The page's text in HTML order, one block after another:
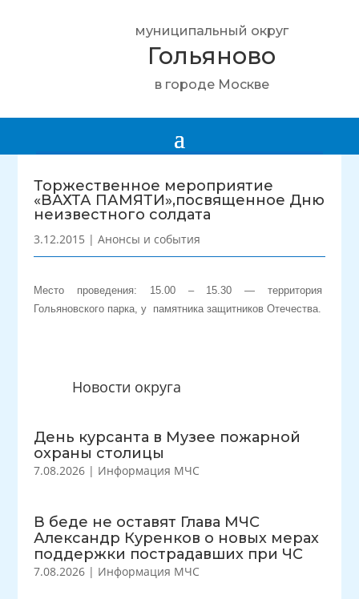
муниципальный округ
Гольяново
в городе Москве
Новости округа
День курсанта в Музее пожарной
охраны столицы
7.08.2026 | Информация МЧС
В беде не оставят Глава МЧС
Александр Куренков о новых мерах
поддержки пострадавших при ЧС
7.08.2026 | Информация МЧС
Торжественное мероприятие
«ВАХТА ПАМЯТИ»,посвященное Дню
неизвестного солдата
3.12.2015 |Анонсы и события
Место проведения: 15.00 – 15.30 — территория
Гольяновского парка, у памятника защитников Отечества.